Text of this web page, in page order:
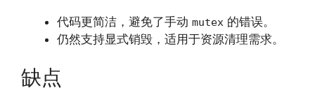
代码更简洁，避免了手动 mutex 的错误。
仍然支持显式销毁，适用于资源清理需求。
缺点